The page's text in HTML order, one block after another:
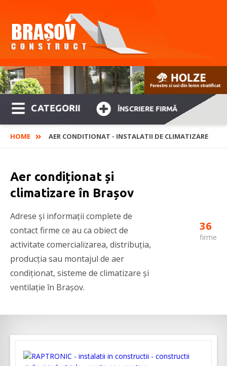
CATEGORII ÎNSCRIERE FIRMĂ
HOME AER CONDITIONAT - INSTALATII DE CLIMATIZARE
Aer condiționat și
climatizare în Brașov
Adrese și informații complete de
contact firme ce au ca obiect de
activitate comercializarea, distribuția,
producția sau montajul de aer
condiționat, sisteme de climatizare și
ventilație în Brașov.
36
firme